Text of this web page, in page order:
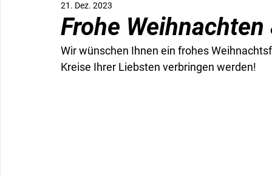
Frohe
21. Dez. 2023
Wir wünschen Ihnen ein frohes
Kreise Ihrer Liebsten verbringen werden!